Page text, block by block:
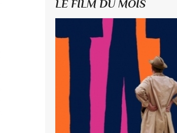
LE FILM DU MOIS